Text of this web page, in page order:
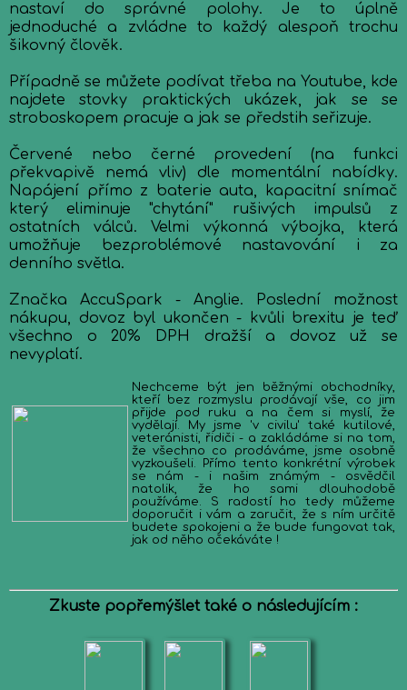
nastaví do správné polohy. Je to úplně
jednoduché a zvládne to každý alespoň trochu
šikovný člověk.
Případně se můžete podívat třeba na Youtube, kde
najdete stovky praktických ukázek, jak se se
stroboskopem pracuje a jak se předstih seřizuje.
Červené nebo černé provedení (na funkci
překvapivě nemá vliv) dle momentální nabídky.
Napájení přímo z baterie auta, kapacitní snímač
který eliminuje "chytání" rušivých impulsů z
ostatních válců. Velmi výkonná výbojka, která
umožňuje bezproblémové nastavování i za
denního světla.
Značka AccuSpark - Anglie. Poslední možnost
nákupu, dovoz byl ukončen - kvůli brexitu je teď
všechno o 20% DPH dražší a dovoz už se
nevyplatí.
Nechceme být jen běžnými obchodníky,
kteří bez rozmyslu prodávají vše, co jim
přijde pod ruku a na čem si myslí, že
vydělají. My jsme 'v civilu' také kutilové,
veteránisti, řidiči - a zakládáme si na tom,
že všechno co prodáváme, jsme osobně
vyzkoušeli. Přímo tento konkrétní výrobek
se nám - i našim známým - osvědčil
natolik, že ho sami dlouhodobě
používáme. S radostí ho tedy můžeme
doporučit i vám a zaručit, že s ním určitě
budete spokojeni a že bude fungovat tak,
jak od něho očekáváte !
Zkuste popřemýšlet také o následujícím :